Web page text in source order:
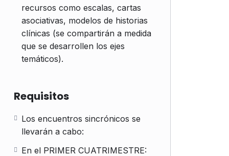
recursos como escalas, cartas
asociativas, modelos de historias
clínicas (se compartirán a medida
que se desarrollen los ejes
temáticos).
Requisitos
Los encuentros sincrónicos se
llevarán a cabo:
En el PRIMER CUATRIMESTRE: